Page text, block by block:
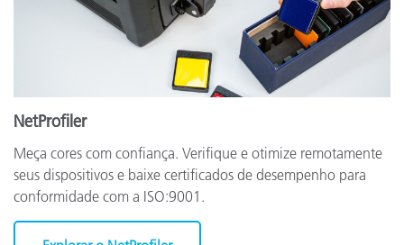
NetProfiler
Meça cores com confiança. Verifique e otimize remotamente
seus dispositivos e baixe certificados de desempenho para
conformidade com a ISO:9001.